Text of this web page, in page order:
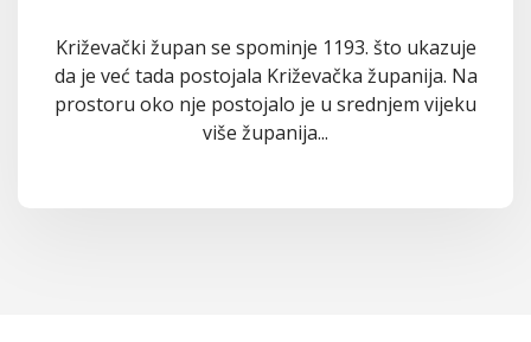
Križevački župan se spominje 1193. što ukazuje
da je već tada postojala Križevačka županija. Na
prostoru oko nje postojalo je u srednjem vijeku
više županija...